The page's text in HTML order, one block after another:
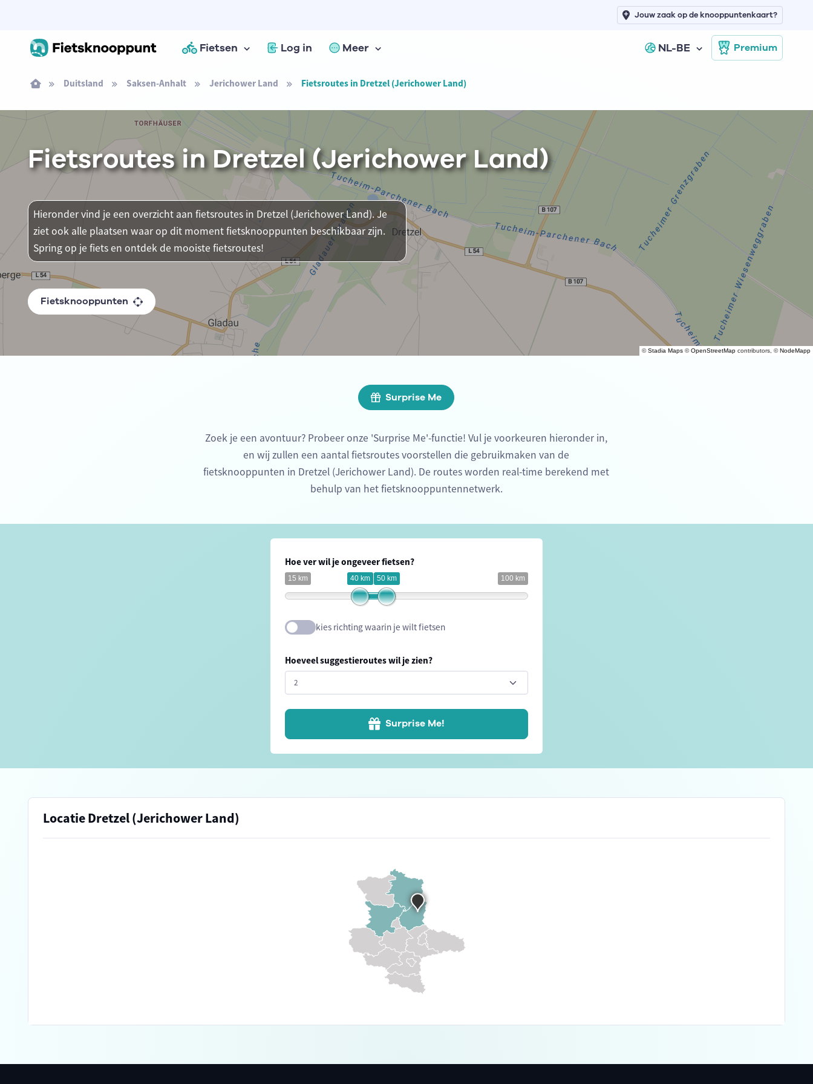
Fietsen Log in Meer NL-BE Premium
Jouw zaak op de knooppuntenkaart?
Duitsland Saksen-Anhalt Jerichower Land Fietsroutes in Dretzel (Jerichower Land)
©Stadia Maps ©OpenStreetMap contributors, ©NodeMapp
Fietsroutes in Dretzel (Jerichower Land)
Hieronder vind je een overzicht aan fietsroutes in Dretzel (Jerichower Land). Je
ziet ook alle plaatsen waar op dit moment fietsknooppunten beschikbaar zijn.
Spring op je fiets en ontdek de mooiste fietsroutes!
Fietsknooppunten
Surprise Me
Zoek je een avontuur? Probeer onze 'Surprise Me'-functie! Vul je voorkeuren hieronder in,
en wij zullen een aantal fietsroutes voorstellen die gebruikmaken van de
fietsknooppunten in Dretzel (Jerichower Land). De routes worden real-time berekend met
behulp van het fietsknooppuntennetwerk.
Hoe ver wil je ongeveer fietsen?
15 km 100 km
40 km 50 km
kies richting waarin je wilt fietsen
Hoeveel suggestieroutes wil je zien?
Surprise Me!
Locatie Dretzel (Jerichower Land)